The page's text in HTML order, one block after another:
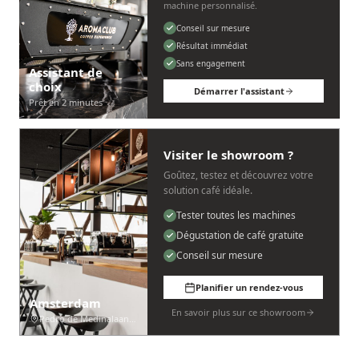
Assistant de
choix
Prêt en 2 minutes
machine personnalisé.
Conseil sur mesure
Résultat immédiat
Sans engagement
Démarrer l'assistant
Amsterdam
Pedro de Medinalaan 53
Visiter le showroom ?
Goûtez, testez et découvrez votre
solution café idéale.
Tester toutes les machines
Dégustation de café gratuite
Conseil sur mesure
Planifier un rendez-vous
En savoir plus sur ce showroom